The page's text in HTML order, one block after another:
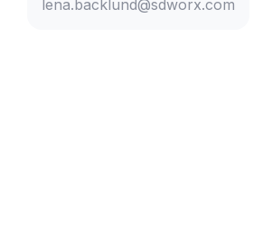
lena.backlund@sdworx.com